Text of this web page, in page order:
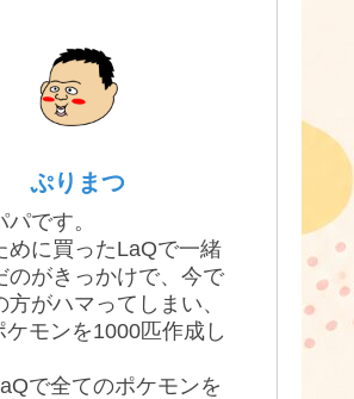
ぷりまつ
パです。
めに買ったLaQで一緒
のがきっかけで、今で
方がハマってしまい、
ケモンを1000匹作成し
で全てのポケモンを